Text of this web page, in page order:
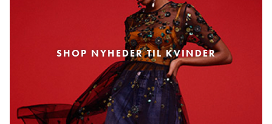
SHOP NYHEDER TIL KVINDER